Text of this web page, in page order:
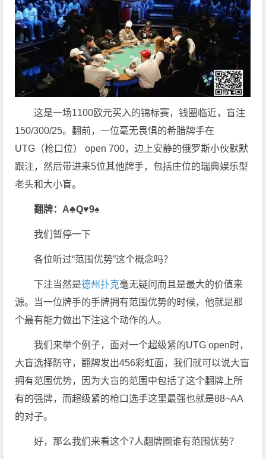
这是一场1100欧元买入的锦标赛，钱圈临近，盲注
150/300/25。翻前，一位毫无畏惧的希腊牌手在
UTG（枪口位） open 700，边上安静的俄罗斯小伙默默
跟注，然后带进来5位其他牌手，包括庄位的瑞典娱乐型
老头和大小盲。
翻牌： A♣Q♥9♠
我们暂停一下
各位听过“范围优势”这个概念吗？
下注当然是德州扑克毫无疑问而且是最大的价值来
源。当一位牌手的手牌拥有范围优势的时候，他就是那
个最有能力做出下注这个动作的人。
我们来举个例子，面对一个超级紧的UTG open时，
大盲选择防守，翻牌发出456彩虹面，我们就可以说大盲
拥有范围优势，因为大盲的范围中包括了这个翻牌上所
有的强牌，而超级紧的枪口选手这里最强也就是88~AA
的对子。
好，那么我们来看这个7人翻牌圈谁有范围优势？